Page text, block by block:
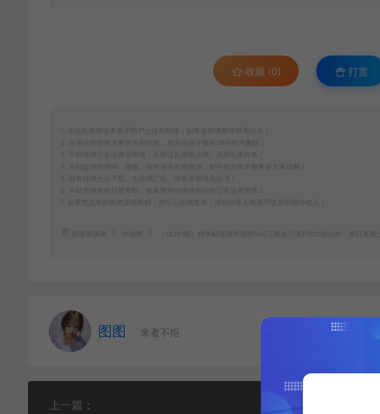
收藏 (0) 打赏
1. 本站所有资源来源于用户上传和网络，如有侵权请邮件联系站长！
2. 分享目的仅供大家学习和交流，您必须在下载后24小时内删除！
3. 不得使用于非法商业用途，不得违反国家法律。否则后果自负！
4. 本站提供的源码、模板、插件等等其他资源，都不包含技术服务请大家谅解！
5. 如有链接无法下载、失效或广告，请联系管理员处理！
6. 本站资源售价只是赞助，收取费用仅维持本站的日常运营所需！
7. 如果您也有好的资源或教程，您可以投稿发布，成功分享后有图币奖励和额外收入！
图图资源网 中创网 （12391期）精华帖视频号混剪500万播放引流17000创业粉，单日直接
图图 来者不拒
上一篇：